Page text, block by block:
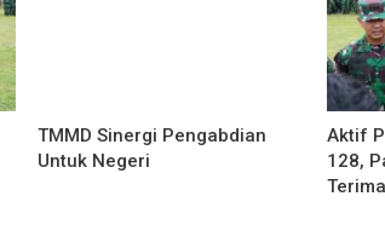
TMMD Sinergi Pengabdian
Untuk Negeri
Aktif
128,